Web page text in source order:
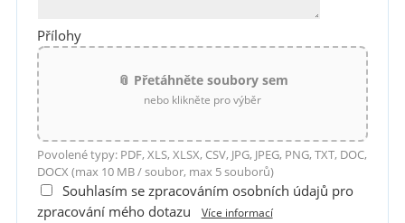
Přílohy
📎 Přetáhněte soubory sem
nebo klikněte pro výběr
Povolené typy: PDF, XLS, XLSX, CSV, JPG, JPEG, PNG, TXT, DOC,
DOCX (max 10 MB / soubor, max 5 souborů)
Souhlasím se zpracováním osobních údajů pro
zpracování mého dotazu
Více informací